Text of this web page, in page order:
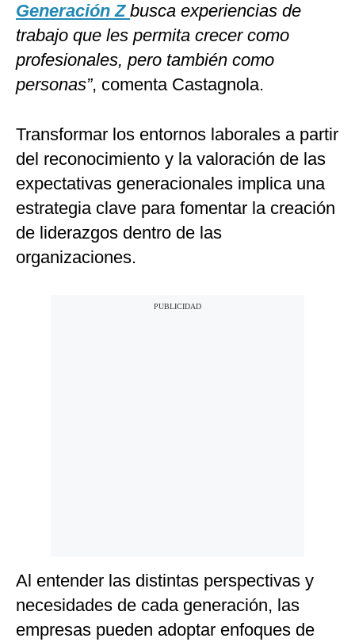
Generación Z busca experiencias de
trabajo que les permita crecer como
profesionales, pero también como
personas”, comenta Castagnola.
Transformar los entornos laborales a partir
del reconocimiento y la valoración de las
expectativas generacionales implica una
estrategia clave para fomentar la creación
de liderazgos dentro de las
organizaciones.
Al entender las distintas perspectivas y
necesidades de cada generación, las
empresas pueden adoptar enfoques de